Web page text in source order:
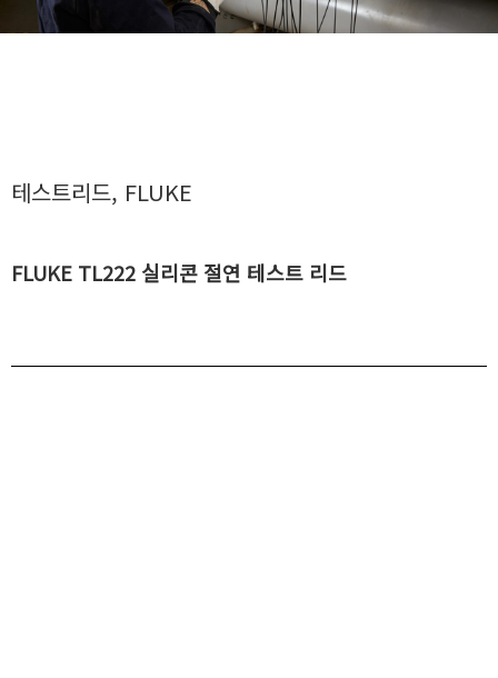
테스트리드, FLUKE
FLUKE TL222 실리콘 절연 테스트 리드